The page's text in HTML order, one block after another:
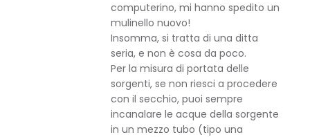
computerino, mi hanno spedito un
mulinello nuovo!
Insomma, si tratta di una ditta
seria, e non è cosa da poco.
Per la misura di portata delle
sorgenti, se non riesci a procedere
con il secchio, puoi sempre
incanalare le acque della sorgente
in un mezzo tubo (tipo una